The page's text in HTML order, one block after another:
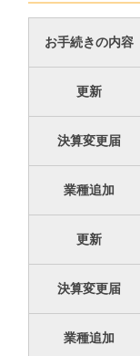
お手続きの内容
更新
決算変更届
業種追加
更新
決算変更届
業種追加